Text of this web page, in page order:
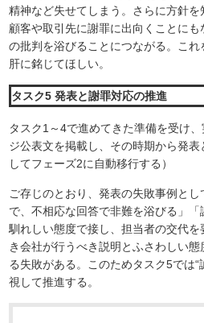
精神など失せてしまう。さらに方針
顧客や取引先に謝罪に出向くことに
の批判を浴びることにつながる。これ
肝に銘じてほしい。
タスク5 発表と謝罪対応の推進
タスク1～4で進めてきた準備を受け
ジ公表文を掲載し、その時期から発
してフェーズ2に自動移行する）
ご存じのとおり、発表の失敗事例と
で、不相応な回答で非難を浴びる」
馴れしい態度で接し、担当者の交代
き会社が行うべき説明とふさわしい
る失敗がある。このためタスク5では
視して推進する。